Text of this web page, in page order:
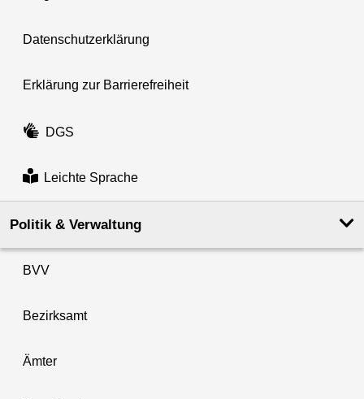
Datenschutzerklärung
Erklärung zur Barrierefreiheit
DGS
Leichte Sprache
Politik & Verwaltung
BVV
Bezirksamt
Ämter